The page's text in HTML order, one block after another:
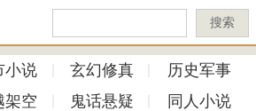
搜索
小说 玄幻修真
历史军事
架空 鬼话悬疑 同人小说